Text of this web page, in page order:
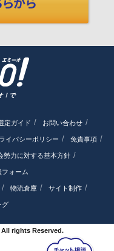
！で
定ガイド お問い合わせ
イバシーポリシー 免責事項
勢力に対する基本方針
フォーム
物流倉庫 サイト制作
グ
rights Reserved.